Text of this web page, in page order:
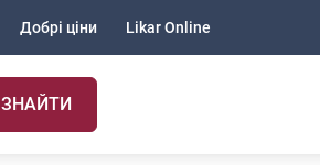
Добрі ціни Likar Online
ЗНАЙТИ